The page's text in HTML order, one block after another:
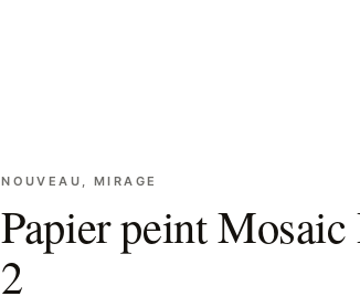
NOUVEAU, MIRAGE
Papier peint Mosaic
2